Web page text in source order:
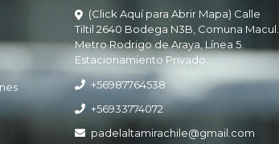
(Click Aquí para Abrir Mapa) Calle
Tiltil 2640 Bodega N3B, Comuna Macul.
Metro Rodrigo de Araya, Línea 5.
Estacionamiento Privado
+56987764538
+56933774072
padelaltamirachile@gmail.com